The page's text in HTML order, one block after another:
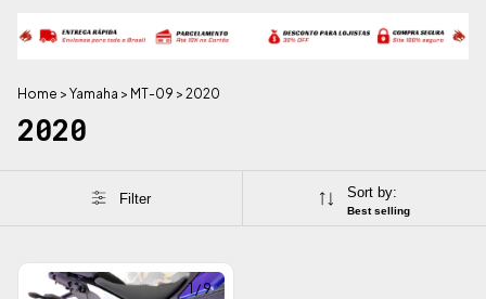
Home > Yamaha > MT-09 > 2020
2020
Filter Sort by:
Best selling
1/9